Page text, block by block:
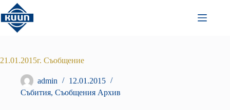
Преминаване
към
съдържанието
21.01.2015г. Съобщение
admin
12.01.2015
Събития, Съобщения Архив